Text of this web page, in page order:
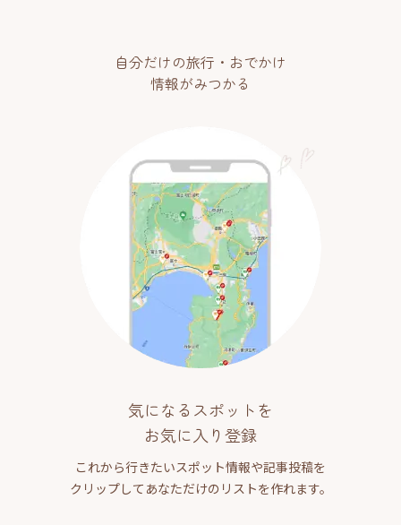
自分だけの旅行・おでかけ
情報がみつかる
気になるスポットを
お気に入り登録
これから行きたいスポット情報や記事投稿を
クリップしてあなただけのリストを作れます。